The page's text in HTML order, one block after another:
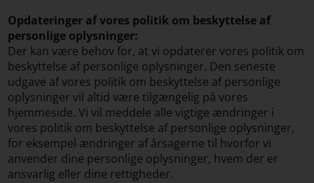
Opdateringer af vores politik om beskyttelse af
personlige oplysninger:
Der kan være behov for, at vi opdaterer vores politik om
beskyttelse af personlige oplysninger. Den seneste
udgave af vores politik om beskyttelse af personlige
oplysninger vil altid være tilgængelig på vores
hjemmeside. Vi vil meddele alle vigtige ændringer i
vores politik om beskyttelse af personlige oplysninger,
for eksempel ændringer af årsagerne til hvorfor vi
anvender dine personlige oplysninger, hvem der er
ansvarlig eller dine rettigheder.